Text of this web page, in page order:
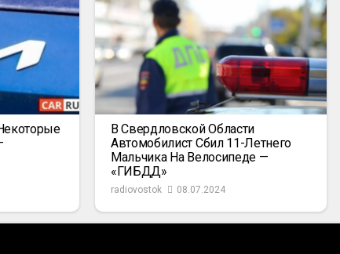
В Свердловской Области
Автомобилист Сбил 11-Летнего
Мальчика На Велосипеде —
«ГИБДД»
radiovostok 08.07.2024